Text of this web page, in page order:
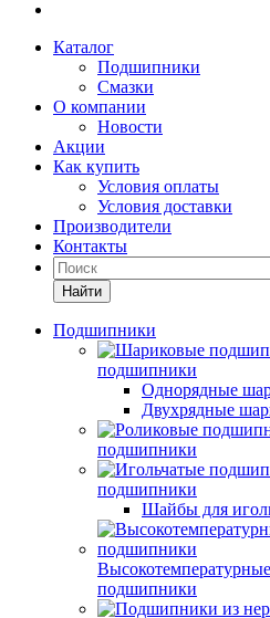
Каталог
Подшипники
Смазки
О компании
Новости
Акции
Как купить
Условия оплаты
Условия доставки
Производители
Контакты
Найти
Подшипники
подшипники
Однорядные
Двухрядные
подшипники
подшипники
Шайбы для
подшипники